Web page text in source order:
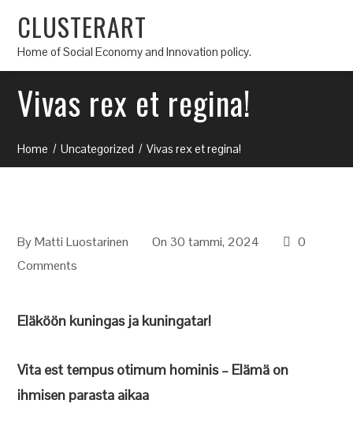
CLUSTERART
Home of Social Economy and Innovation policy.
Vivas rex et regina!
Home Uncategorized Vivas rex et regina!
ByMatti Luostarinen On 30 tammi, 2024
0
Comments
Eläköön kuningas ja kuningatar!
Vita est tempus otimum hominis – Elämä on
ihmisen parasta aikaa